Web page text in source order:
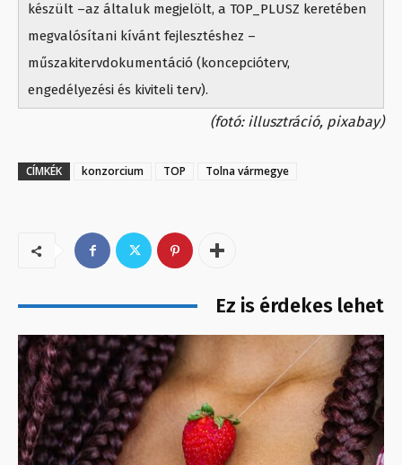
készült –az általuk megjelölt, a TOP_PLUSZ keretében
megvalósítani kívánt fejlesztéshez –
műszakitervdokumentáció (koncepcióterv,
engedélyezési és kiviteli terv).
(fotó: illusztráció, pixabay)
CÍMKÉK konzorcium TOP Tolna vármegye
Ez is érdekes lehet